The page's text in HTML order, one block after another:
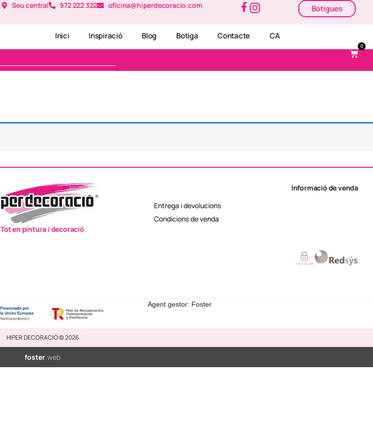
Seu central 972 222 322 oficina@hiperdecoracio.com Botigues
Inici Inspiració Blog Botiga Contacte CA
0
Tot en pintura i decoració
Informació de venda
Entrega i devolucions
Condicions de venda
Agent gestor: Foster
HIPER DECORACIÓ © 2026
foster.web